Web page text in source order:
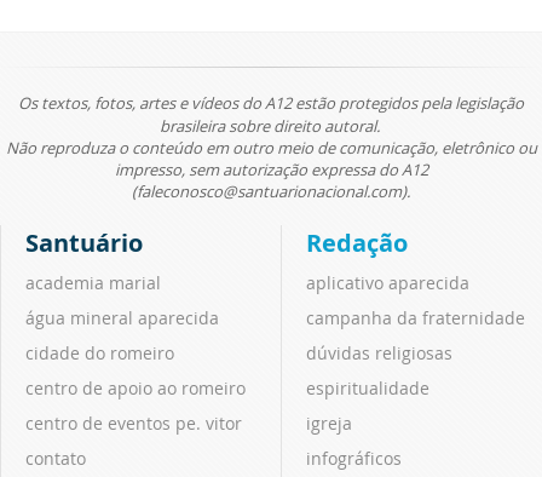
Os textos, fotos, artes e vídeos do A12 estão protegidos pela legislação
brasileira sobre direito autoral.
Não reproduza o conteúdo em outro meio de comunicação, eletrônico ou
impresso, sem autorização expressa do A12
(faleconosco@santuarionacional.com).
Santuário
academia marial
água mineral aparecida
cidade do romeiro
centro de apoio ao romeiro
centro de eventos pe. vitor
contato
Redação
aplicativo aparecida
campanha da fraternidade
dúvidas religiosas
espiritualidade
igreja
infográficos